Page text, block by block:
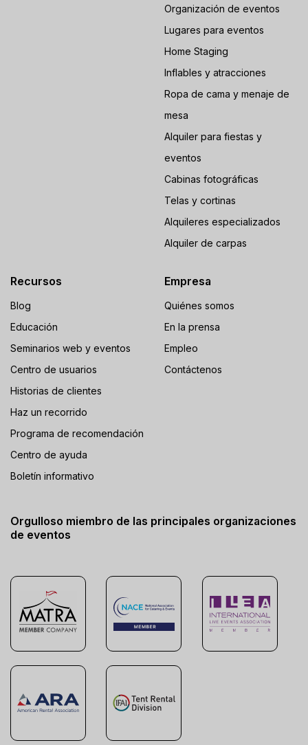
Organización de eventos
Lugares para eventos
Home Staging
Inflables y atracciones
Ropa de cama y menaje de
mesa
Alquiler para fiestas y
eventos
Cabinas fotográficas
Telas y cortinas
Alquileres especializados
Alquiler de carpas
Recursos
Blog
Educación
Seminarios web y eventos
Centro de usuarios
Historias de clientes
Haz un recorrido
Programa de recomendación
Centro de ayuda
Boletín informativo
Empresa
Quiénes somos
En la prensa
Empleo
Contáctenos
Orgulloso miembro de las principales organizaciones
de eventos